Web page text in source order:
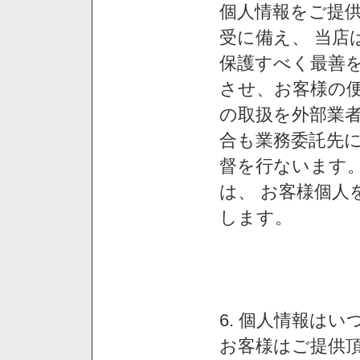
個人情報をご提
受に備え、 当店
保護すべく最善
させ、お客様の
の取扱を外部業
合も業務委託先
督を行ないます
は、 お客様個人
します。
6. 個人情報はい
お客様はご提供